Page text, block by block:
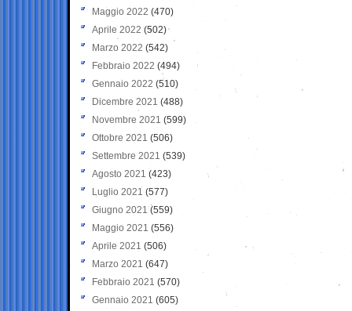
Maggio 2022 (470)
Aprile 2022 (502)
Marzo 2022 (542)
Febbraio 2022 (494)
Gennaio 2022 (510)
Dicembre 2021 (488)
Novembre 2021 (599)
Ottobre 2021 (506)
Settembre 2021 (539)
Agosto 2021 (423)
Luglio 2021 (577)
Giugno 2021(559)
Maggio 2021 (556)
Aprile 2021 (506)
Marzo 2021 (647)
Febbraio 2021 (570)
Gennaio 2021 (605)